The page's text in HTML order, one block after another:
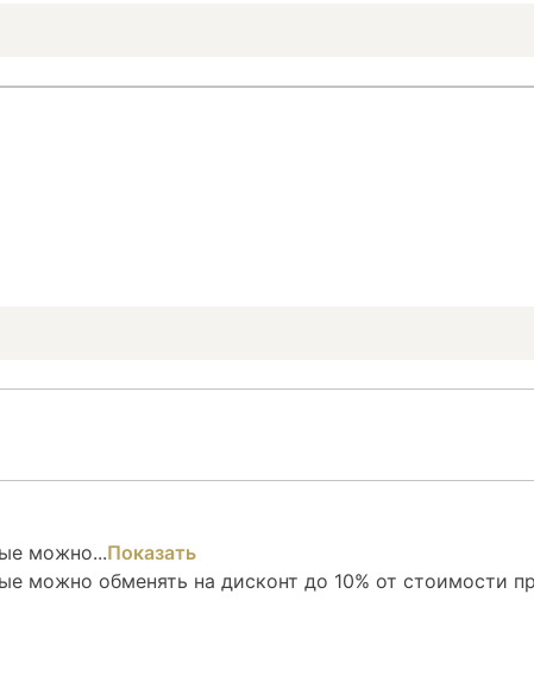
можно...Показать
можно обменять на дисконт до 10% от стоимости